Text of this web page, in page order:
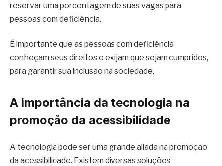
reservar uma porcentagem de suas vagas para
pessoas com deficiência.
É importante que as pessoas com deficiência
conheçam seus direitos e exijam que sejam cumpridos,
para garantir sua inclusão na sociedade.
A importância da tecnologia na
promoção da acessibilidade
A tecnologia pode ser uma grande aliada na promoção
da acessibilidade. Existem diversas soluções